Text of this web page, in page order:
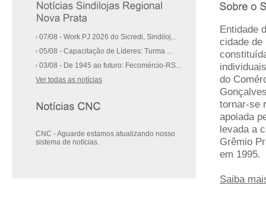
07/08 - Work PJ 2026 do Sicredi, Sindiloj...
05/08 - Capacitação de Líderes: Turma ...
03/08 - De 1945 ao futuro: Fecomércio-RS...
Ver todas as notícias
CNC - Aguarde estamos atualizando nosso
sistema de notícias.
Entidade
cidade de
do
tornar-se
apoiada
levada a
Grêmio
em 1995.
Saiba